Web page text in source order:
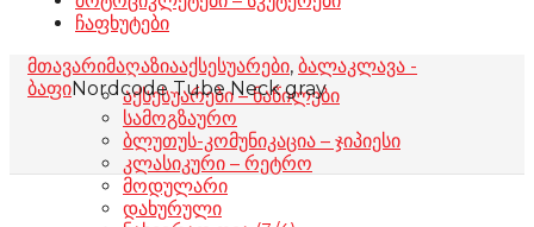
ჩაფხუტები
აქსესუარები – ნაწილები
სამოგზაურო
ბლუთუს-კომუნიკაცია – ჯიპიესი
კლასიკური – რეტრო
მოდულარი
დახურული
მთავარიმაღაზიააქსესუარები, ბალაკლავა -
ბაფიNordcode Tube Neck gray